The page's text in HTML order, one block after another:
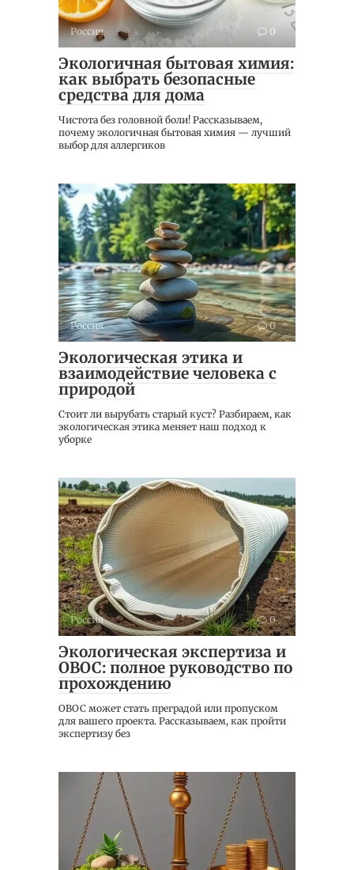
Россия 0
Экологичная бытовая химия:
как выбрать безопасные
средства для дома
Чистота без головной боли! Рассказываем,
почему экологичная бытовая химия — лучший
выбор для аллергиков
Россия 0
Экологическая этика и
взаимодействие человека с
природой
Стоит ли вырубать старый куст? Разбираем, как
экологическая этика меняет наш подход к
уборке
Россия 0
Экологическая экспертиза и
ОВОС: полное руководство по
прохождению
ОВОС может стать преградой или пропуском
для вашего проекта. Рассказываем, как пройти
экспертизу без